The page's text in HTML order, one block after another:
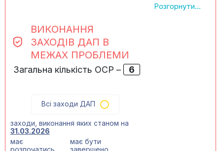
На практиці виникають випадки, за яких судді, щодо
до його завершення звільняються з посад на підставі
заяв про відставку. Також відсутні дієві механізми
підтримання високих стандартів поведінки суддями у
відставці через обмежене коло підстав для
припинення відставки.
Звільнення судді з посади у зв’язку з невиконанням
дисциплінарного провадження, хоча після прийняття
Закону України від 2 червня 2016 р. № 1401-VIII “Про
внесення змін до Конституції України (щодо
правосуддя)” ця підстава для звільнення визначена
окремо і є доцільним запровадження окремої
процедури для перевірки законності джерел
Розгорнути...
ВИКОНАННЯ
ЗАХОДІВ ДАП В
МЕЖАХ ПРОБЛЕМИ
Загальна кількість ОСР – 6
Всі заходи ДАП
заходи, виконання яких станом на
31.03.2026
має
розпочатись
має бути
завершено